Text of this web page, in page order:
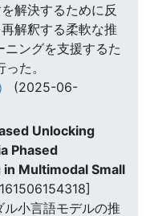
解決するために反
解釈する柔軟な推
ングを支援するた
た。
(2025-06-
Unlocking
Phased
Multimodal Small
小言語モデルの推